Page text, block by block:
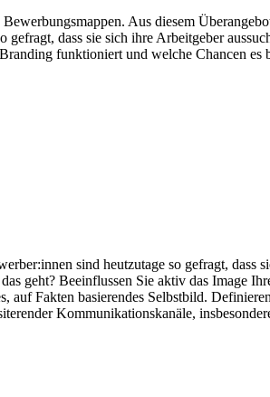
Aus diesem
dass sie sich ihre Arbeitgeber
funktioniert und welche Chancen es
sind heutzutage so gefragt, dass
geht? Beeinflussen Sie aktiv das Image
auf Fakten basierendes Selbstbild.
Kommunikationskanäle,